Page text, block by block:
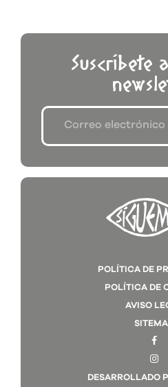
Suscríbete
POLÍTICA DE
POLÍTICA DE
AVISO
DESARROLLADO